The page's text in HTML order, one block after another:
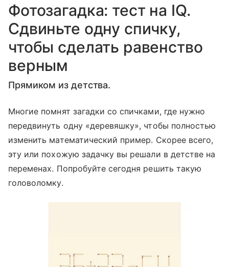
Фотозагадка: тест на IQ.
Сдвиньте одну спичку,
чтобы сделать равенство
верным
Прямиком из детства.
Многие помнят загадки со спичками, где нужно
передвинуть одну «деревяшку», чтобы полностью
изменить математический пример. Скорее всего,
эту или похожую задачку вы решали в детстве на
переменах. Попробуйте сегодня решить такую
головоломку.